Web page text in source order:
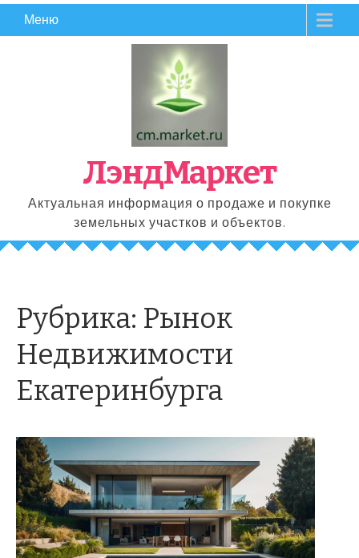
ПерейтиМеню
ЛэндМаркет
Актуальная информация о продаже и покупке
земельных участков и объектов.
Рубрика: Рынок
Недвижимости
Екатеринбурга